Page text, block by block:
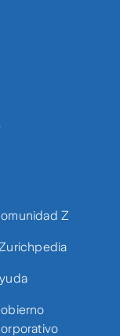
Z